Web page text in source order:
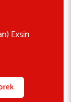
Exsin